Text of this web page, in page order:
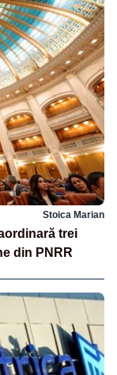
Stoica Marian
trei
din PNRR